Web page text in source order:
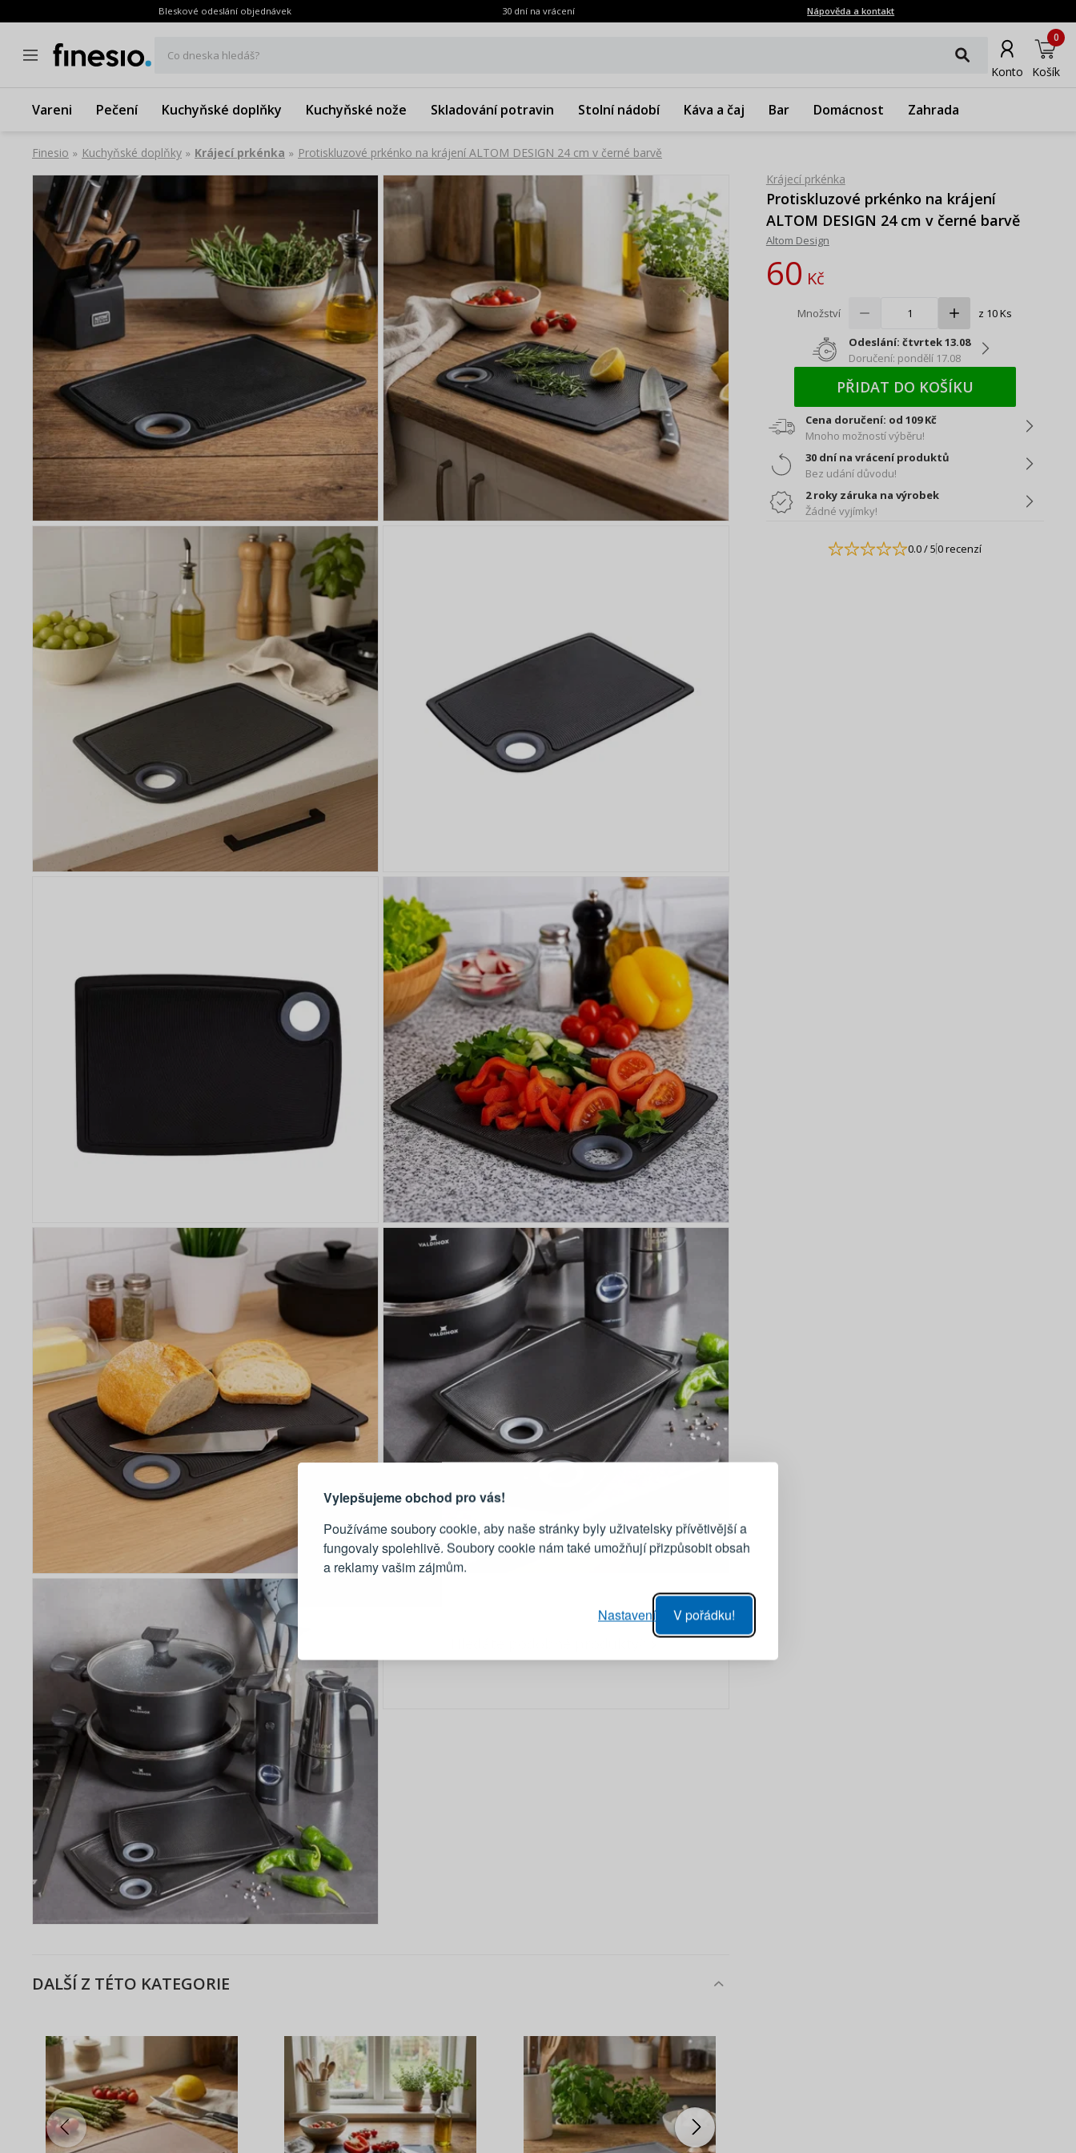
Vylepšujeme obchod pro vás!
Používáme soubory cookie, aby naše stránky byly uživatelsky přívětivější a
fungovaly spolehlivě. Soubory cookie nám také umožňují přizpůsobit obsah
a reklamy vašim zájmům.
V pořádku!
Nastavení
Bleskové odeslání objednávek 30 dní na vrácení Nápověda a kontakt
Co dneska hledáš?
Konto Košík
0
Vareni Pečení Kuchyňské doplňky Kuchyňské nože Skladování potravin Stolní nádobí Káva a čaj Bar Domácnost Zahrada
Finesio » Kuchyňské doplňky » Krájecí prkénka » Protiskluzové prkénko na krájení ALTOM DESIGN 24 cm v černé barvě
Krájecí prkénka
Protiskluzové prkénko na krájení
ALTOM DESIGN 24 cm v černé barvě
Altom Design
60Kč
Množství z 10 Ks
Odeslání: čtvrtek 13.08
Doručení: pondělí 17.08
PŘIDAT DO KOŠÍKU
Cena doručení: od 109 Kč
Mnoho možností výběru!
30 dní na vrácení produktů
Bez udání důvodu!
2 roky záruka na výrobek
Žádné vyjímky!
0.0/ 50 recenzí
DALŠÍ Z TÉTO KATEGORIE
Zde je důvod, proč se vyplatí
vytvořit účet
Živý náhled na změny v objednávce
PŘIHLÁŠENÍ REGISTRACE
Emailová adresa
PŘIHLÁSIT SE